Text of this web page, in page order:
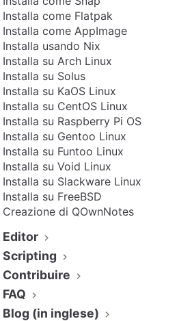
Installa come Flatpak
Installa come AppImage
Installa usando Nix
Installa su Arch Linux
Installa su Solus
Installa su KaOS Linux
Installa su CentOS Linux
Installa su Raspberry Pi OS
Installa su Gentoo Linux
Installa su Funtoo Linux
Installa su Void Linux
Installa su Slackware Linux
Installa su FreeBSD
Creazione di QOwnNotes
Editor
Scripting
Contribuire
FAQ
Blog (in inglese)